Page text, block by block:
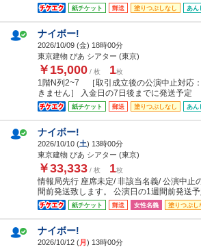
紙チケット 郵送 塗りつぶしなし あん
ナイボー!
2026/10/09 (金) 18時00分
東京建物 ぴあ シアター (東京)
￥15,000 / 枚 1枚
1階N列2~7 ［取引成立後の公演中止対応
きません］ 入金日の7日後までに発送予定
紙チケット 郵送 塗りつぶしなし あん
ナイボー!
2026/10/10 (土) 13時00分
東京建物 ぴあ シアター (東京)
￥33,333 / 枚 1枚
情報局先行 座席未定/ 非該当名義/ 公演中止
間前発送致します。 公演日の1週間前発送
紙チケット 郵送 女性名義 塗りつぶし
ナイボー!
2026/10/12 (月) 13時00分